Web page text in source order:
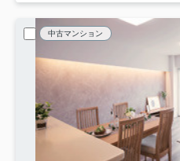
中古マンション